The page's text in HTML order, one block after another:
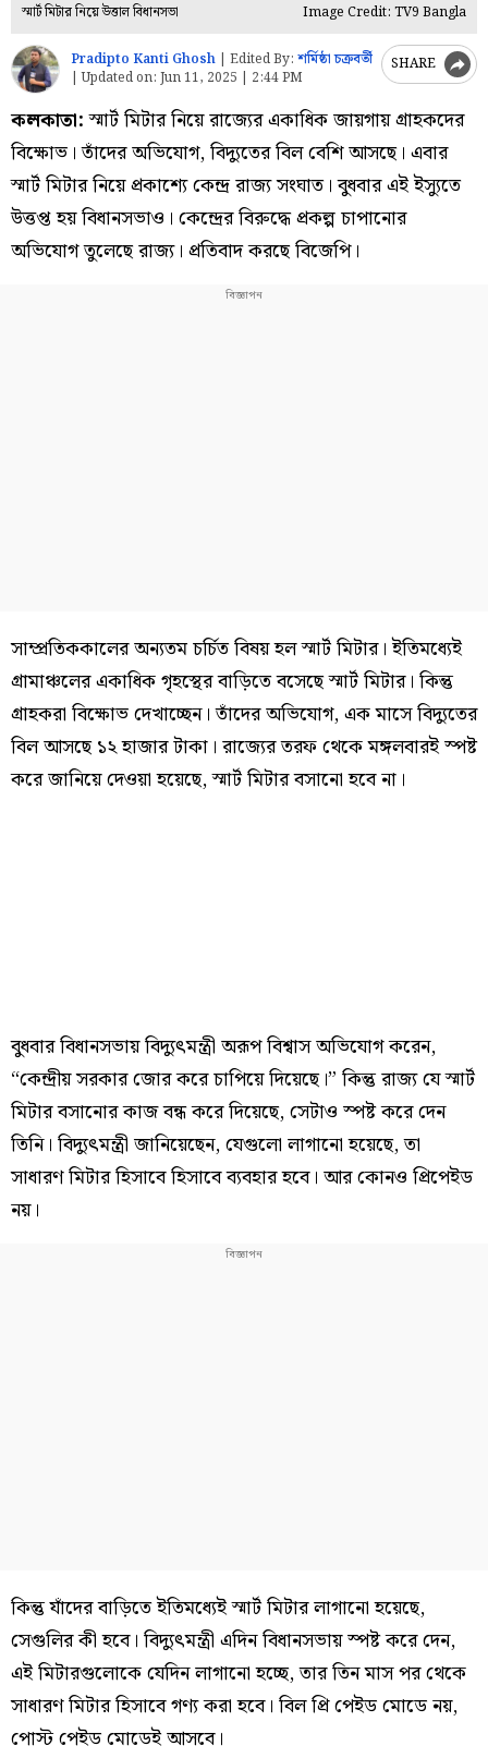
স্মার্ট মিটার নিয়ে উত্তাল বিধানসভা Image Credit: TV9 Bangla
Pradipto Kanti Ghosh Edited By: শর্মিষ্ঠা চক্রবর্তী
|Updated on: Jun 11, 2025 | 2:44 PM
SHARE
কলকাতা:স্মার্ট মিটার নিয়ে রাজ্যের একাধিক জায়গায় গ্রাহকদের
বিক্ষোভ। তাঁদের অভিযোগ, বিদ্যুতের বিল বেশি আসছে। এবার
স্মার্ট মিটার নিয়ে প্রকাশ্যে কেন্দ্র রাজ্য সংঘাত। বুধবার এই ইস্যুতে
উত্তপ্ত হয় বিধানসভাও। কেন্দ্রের বিরুদ্ধে প্রকল্প চাপানোর
অভিযোগ তুলেছে রাজ্য। প্রতিবাদ করছে বিজেপি।
সাম্প্রতিককালের অন্যতম চর্চিত বিষয় হল স্মার্ট মিটার। ইতিমধ্যেই
গ্রামাঞ্চলের একাধিক গৃহস্থের বাড়িতে বসেছে স্মার্ট মিটার। কিন্তু
গ্রাহকরা বিক্ষোভ দেখাচ্ছেন। তাঁদের অভিযোগ, এক মাসে বিদ্যুতের
বিল আসছে ১২ হাজার টাকা। রাজ্যের তরফ থেকে মঙ্গলবারই স্পষ্ট
করে জানিয়ে দেওয়া হয়েছে, স্মার্ট মিটার বসানো হবে না।
বুধবার বিধানসভায় বিদ্যুৎমন্ত্রী অরূপ বিশ্বাস অভিযোগ করেন,
“কেন্দ্রীয় সরকার জোর করে চাপিয়ে দিয়েছে।” কিন্তু রাজ্য যে স্মার্ট
মিটার বসানোর কাজ বন্ধ করে দিয়েছে, সেটাও স্পষ্ট করে দেন
তিনি। বিদ্যুৎমন্ত্রী জানিয়েছেন, যেগুলো লাগানো হয়েছে, তা
সাধারণ মিটার হিসাবে হিসাবে ব্যবহার হবে। আর কোনও প্রিপেইড
নয়।
কিন্তু যাঁদের বাড়িতে ইতিমধ্যেই স্মার্ট মিটার লাগানো হয়েছে,
সেগুলির কী হবে। বিদ্যুৎমন্ত্রী এদিন বিধানসভায় স্পষ্ট করে দেন,
এই মিটারগুলোকে যেদিন লাগানো হচ্ছে, তার তিন মাস পর থেকে
সাধারণ মিটার হিসাবে গণ্য করা হবে। বিল প্রি পেইড মোডে নয়,
পোস্ট পেইড মোডেই আসবে।